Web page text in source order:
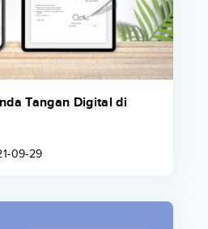
Tangan Digital di
09-29